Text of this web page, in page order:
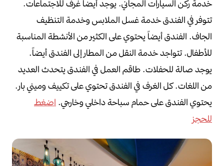
خدمة ركن السيارات المجاني. يوجد أيضاً غرف للاجتماعات.
تتوفر في الفندق خدمة غسل الملابس وخدمة التنظيف
الجاف. الفندق أيضاً يحتوي على الكثير من الأنشطة المناسبة
للأطفال. تتواجد خدمة النقل من المطار إلى الفندق أيضاً.
يوجد صالة للحفلات. طاقم العمل في الفندق يتحدث العديد
من اللغات. كل الغرف في الفندق تحتوي على تكييف وميني بار.
يحتوي الفندق على حمام سباحة داخلي وخارجي. اضغط
للحجز